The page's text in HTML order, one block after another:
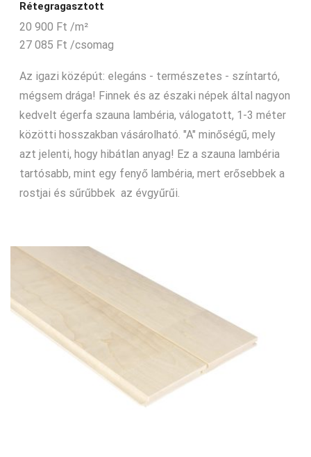
Rétegragasztott
20 900 Ft /m²
27 085 Ft /csomag
Az igazi középút: elegáns - természetes - színtartó,
mégsem drága! Finnek és az északi népek által nagyon
kedvelt égerfa szauna lambéria, válogatott, 1-3 méter
közötti hosszakban vásárolható. "A" minőségű, mely
azt jelenti, hogy hibátlan anyag! Ez a szauna lambéria
tartósabb, mint egy fenyő lambéria, mert erősebbek a
rostjai és sűrűbbek az évgyűrűi.